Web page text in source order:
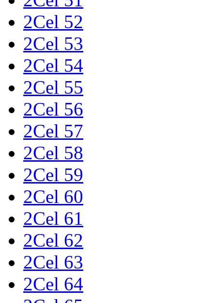
2Cel 52
2Cel 53
2Cel 54
2Cel 55
2Cel 56
2Cel 57
2Cel 58
2Cel 59
2Cel 60
2Cel 61
2Cel 62
2Cel 63
2Cel 64